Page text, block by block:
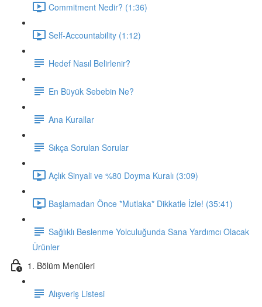
Commitment Nedir? (1:36)
Self-Accountability (1:12)
Hedef Nasıl Belirlenir?
En Büyük Sebebin Ne?
Ana Kurallar
Sıkça Sorulan Sorular
Açlık Sinyali ve %80 Doyma Kuralı (3:09)
Başlamadan Önce *Mutlaka* Dikkatle İzle! (35:41)
Sağlıklı Beslenme Yolculuğunda Sana Yardımcı Olacak
Ürünler
1. Bölüm Menüleri
Alışveriş Listesi